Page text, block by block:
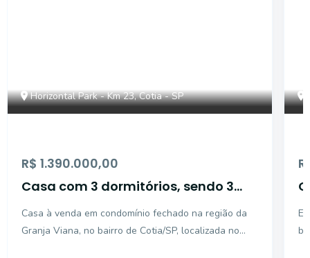
Horizontal Park - Km 23, Cotia - SP
R$ 1.390.000,00
Casa com 3 dormitórios, sendo 3
Cotia/SP
Casa à venda em condomínio fechado na região da
Granja Viana, no bairro de Cotia/SP, localizada no